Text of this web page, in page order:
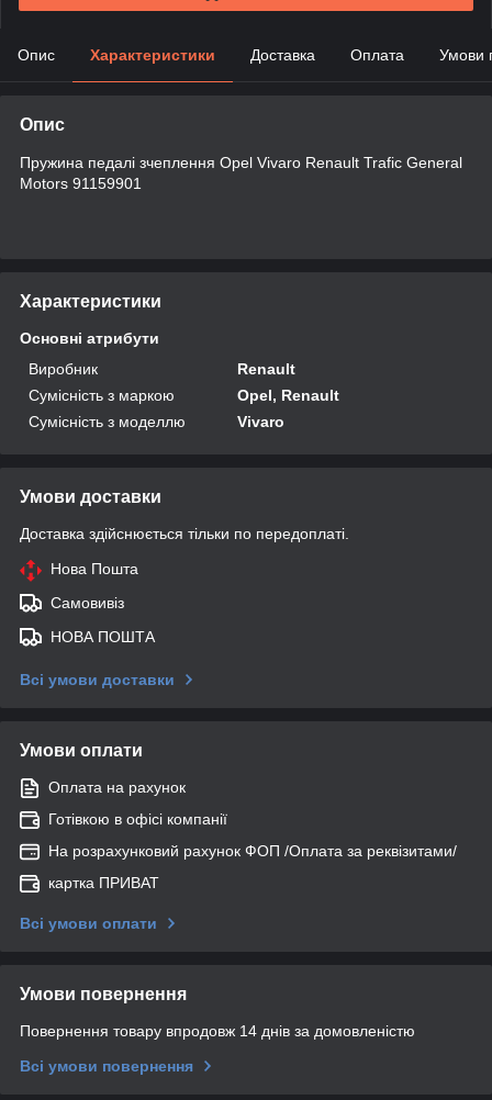
Опис Характеристики Доставка Оплата Умови
Опис
Пружина педалі зчеплення Opel Vivaro Renault Trafic General
Motors 91159901
Характеристики
Основні атрибути
Виробник
Renault
Сумісність з маркою
Opel, Renault
Сумісність з моделлю
Vivaro
Умови доставки
Доставка здійснюється тільки по передоплаті.
Нова Пошта
Самовивіз
НОВА ПОШТА
Всі умови доставки
Умови оплати
Оплата на рахунок
Готівкою в офісі компанії
На розрахунковий рахунок ФОП /Оплата за реквізитами/
картка ПРИВАТ
Всі умови оплати
Умови повернення
Повернення товару впродовж 14 днів за домовленістю
Всі умови повернення